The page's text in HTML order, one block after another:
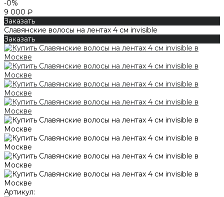
-0%
9 000 ₽
Заказать
Славянские волосы на лентах 4 см invisible
Заказать
Артикул: